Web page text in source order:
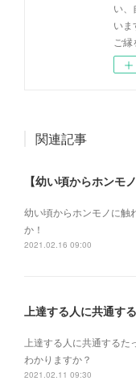
い、
いま
ご
関連記事
幼い頃からホンモノに
か！
2021.02.16 09:00
上達する人に共通す
上達する人に共通する
わかりますか？
2021.02.11 09:30